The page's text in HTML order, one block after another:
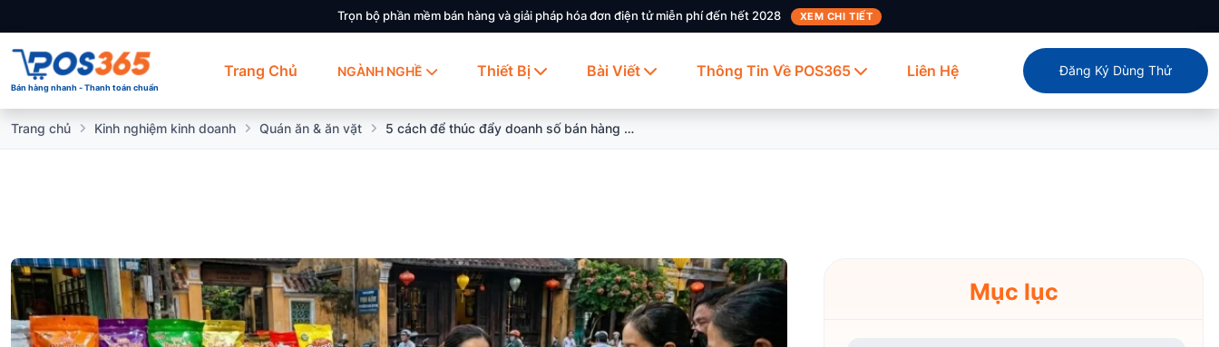
Trọn bộ phần mềm bán hàng và giải pháp hóa đơn điện tử miễn phí đến hết 2028 XEM CHI TIẾT
Bán hàng nhanh - Thanh toán chuẩn
Trang Chủ NGÀNH NGHỀ Thiết Bị Bài Viết Thông Tin Về POS365 Liên Hệ Đăng Ký Dùng Thử
Trang chủ Kinh nghiệm kinh doanh Quán ăn & ăn vặt 5 cách để thúc đẩy doanh số bán hàng ăn vặt
Mục lục